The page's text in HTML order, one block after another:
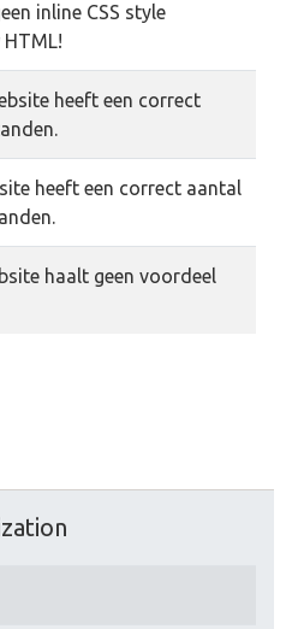
inline CSS style
heeft een correct
heeft een correct aantal
haalt geen voordeel